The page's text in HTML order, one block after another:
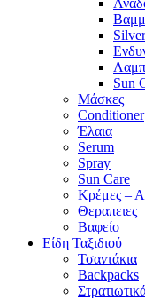
Silver
Sun
Μάσκες
Conditioner
Έλαια
Serum
Spray
Sun Care
Κρέμες –
Θεραπειες
Βαφείο
Είδη Ταξιδιού
Τσαντάκια
Backpacks